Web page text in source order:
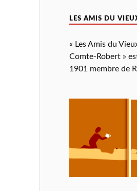
LES AMIS DU
« Les Amis du
Comte-Robert »
1901 membre de